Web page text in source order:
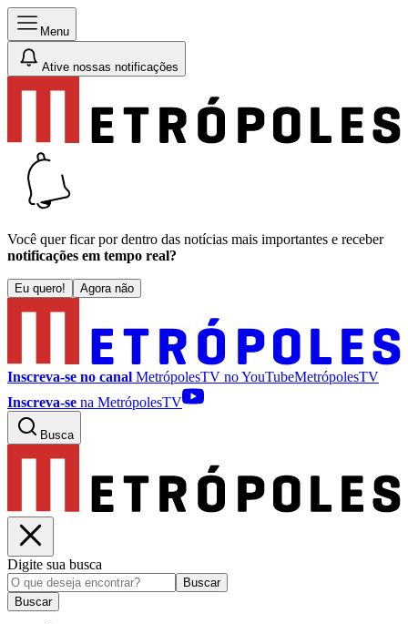
Menu
Ative nossas notificações
Você quer ficar por dentro das notícias mais importantes e receber
notificações em tempo real?
Eu quero! Agora não
Inscreva-se no canal MetrópolesTV noYouTubeMetrópolesTV
Inscreva-se na MetrópolesTV
Busca
Digite sua busca
Buscar
Buscar